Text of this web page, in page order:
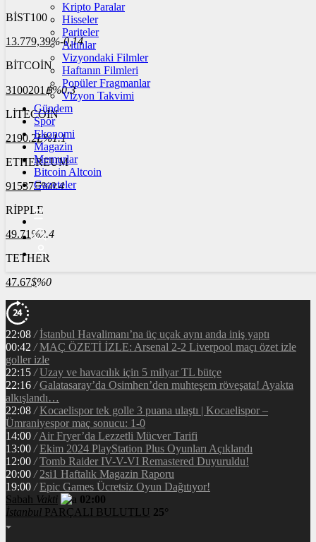
BİST100
13.779,39%-0,14
BİTCOİN
3100201 ฿%0.3
LİTECOİN
2190.2Ł%1.1
ETHEREUM
91537Ξ%0.4
RİPPLE
49.71 %2.4
TETHER
47.67$%0
Kripto Paralar
Hisseler
Pariteler
Altınlar
Vizyondaki Filmler
Haftanın Filmleri
Popüler Fragmanlar
Vizyon Takvimi
Gündem
Spor
Ekonomi
Magazin
Memurlar
Bitcoin Altcoin
Gazeteler
22:08 / İstanbul Havalimanı’na üç uçak aynı anda iniş yaptı
00:42 / MAÇ ÖZETİ İZLE: Arsenal 2-2 Liverpool maçı özet izle
goller izle
22:15 / Uzay ve havacılık için 5 milyar TL bütçe
22:16 / Galatasaray’da Osimhen’den muhteşem röveşata! Ayakta
alkışlandı…
22:08 / Kocaelispor tek golle 3 puana ulaştı | Kocaelispor –
Ümraniyespor maç sonucu: 1-0
14:00 / Air Fryer’da Lezzetli Mücver Tarifi
13:00 / Ekim 2024 PlayStation Plus Oyunları Açıklandı
12:00 / Tomb Raider IV-V-VI Remastered Duyuruldu!
20:00 / 2si1 Haftalık Magazin Raporu
19:00 / Epic Games Ücretsiz Oyun Dağıtıyor!
Sabah Vakti
02:00
İstanbul PARÇALI BULUTLU 25°